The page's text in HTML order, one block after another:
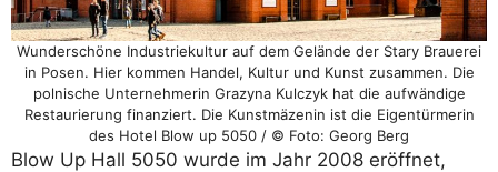
Wunderschöne Industriekultur auf dem Gelände der Stary Brauerei
in Posen. Hier kommen Handel, Kultur und Kunst zusammen. Die
polnische Unternehmerin Grazyna Kulczyk hat die aufwändige
Restaurierung finanziert. Die Kunstmäzenin ist die Eigentürmerin
des Hotel Blow up 5050 / © Foto: Georg Berg
Blow Up Hall 5050 wurde im Jahr 2008 eröffnet,